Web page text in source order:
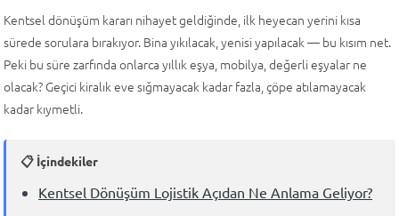
Kentsel dönüşüm kararı nihayet geldiğinde, ilk heyecan yerini kısa
sürede sorulara bırakıyor. Bina yıkılacak, yenisi yapılacak — bu kısım net.
Peki bu süre zarfında onlarca yıllık eşya, mobilya, değerli eşyalar ne
olacak? Geçici kiralık eve sığmayacak kadar fazla, çöpe atılamayacak
kadar kıymetli.
📋 İçindekiler
Kentsel Dönüşüm Lojistik Açıdan Ne Anlama Geliyor?